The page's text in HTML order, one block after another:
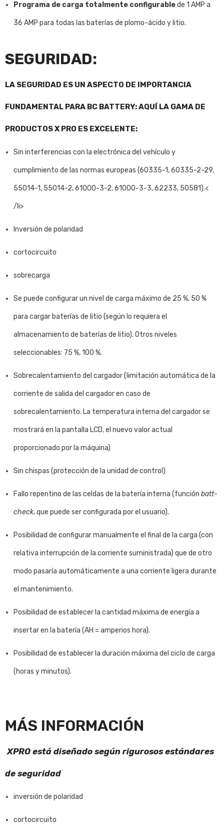
Programa de carga totalmente configurablede 1 AMP a
36 AMP para todas las baterías de plomo-ácido y litio.
SEGURIDAD:
LA SEGURIDAD ES UN ASPECTO DE IMPORTANCIA
FUNDAMENTAL PARA BC BATTERY: AQUÍ LA GAMA DE
PRODUCTOS X PRO ES EXCELENTE:
Sin interferencias con la electrónica del vehículo y
cumplimiento de las normas europeas (60335-1, 60335-2-29,
55014-1, 55014-2, 61000-3-2, 61000-3-3, 62233, 50581).<
/li>
Inversión de polaridad
cortocircuito
sobrecarga
Se puede configurar un nivel de carga máximo de 25 %, 50 %
para cargar baterías de litio (según lo requiera el
almacenamiento de baterías de litio). Otros niveles
seleccionables: 75 %, 100 %.
Sobrecalentamiento del cargador (limitación automática de la
corriente de salida del cargador en caso de
sobrecalentamiento. La temperatura interna del cargador se
mostrará en la pantalla LCD, el nuevo valor actual
proporcionado por la máquina)
Sin chispas (protección de la unidad de control)
Fallo repentino de las celdas de la batería interna (función batt-
check, que puede ser configurada por el usuario).
Posibilidad de configurar manualmente el final de la carga (con
relativa interrupción de la corriente suministrada) que de otro
modo pasaría automáticamente a una corriente ligera durante
el mantenimiento.
Posibilidad de establecer la cantidad máxima de energía a
insertar en la batería (AH = amperios hora).
Posibilidad de establecer la duración máxima del ciclo de carga
(horas y minutos).
MÁS INFORMACIÓN
XPRO está diseñado según rigurosos estándares
de seguridad
inversión de polaridad
cortocircuito